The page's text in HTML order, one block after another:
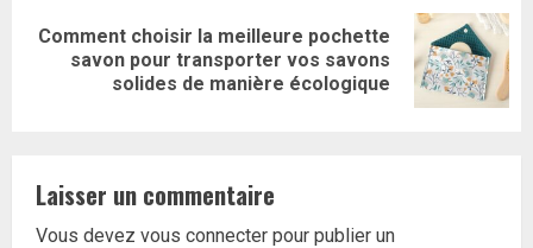
Article
Comment choisir la meilleure pochette
savon pour transporter vos savons
solides de manière écologique
Laisser un commentaire
Vous devez vous connecter pour publier un